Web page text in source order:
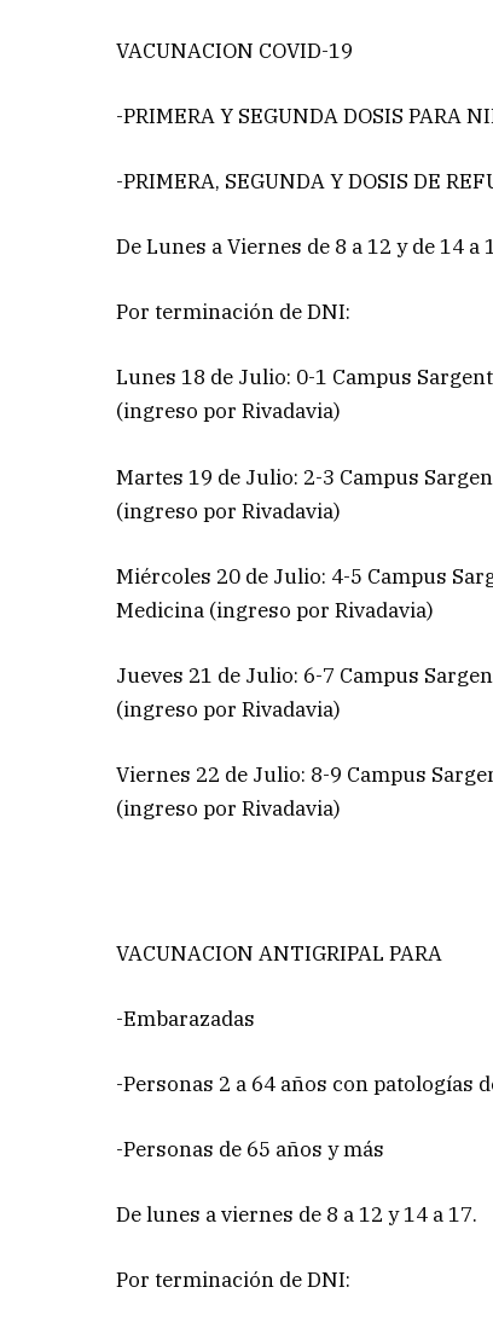
VACUNACION COVID-19
-PRIMERA Y SEGUNDA DOSIS PARA
-PRIMERA, SEGUNDA Y DOSIS DE
De Lunes a Viernes de 8 a 12 y de 14 a
Por terminación de DNI:
Lunes 18 de Julio: 0-1 Campus
(ingreso por Rivadavia)
Martes 19 de Julio: 2-3 Campus
(ingreso por Rivadavia)
Miércoles 20 de Julio: 4-5 Campus
Medicina (ingreso por Rivadavia)
Jueves 21 de Julio: 6-7 Campus
(ingreso por Rivadavia)
Viernes 22 de Julio: 8-9 Campus
(ingreso por Rivadavia)
VACUNACION ANTIGRIPAL PARA
-Embarazadas
-Personas 2 a 64 años con
-Personas de 65 años y más
De lunes a viernes de 8 a 12 y 14 a 17.
Por terminación de DNI: